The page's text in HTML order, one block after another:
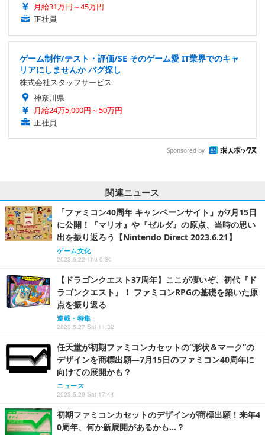
月給31万円～45万円
正社員
ゲーム制作/テスト・評価/SE そのゲーム愛 IT業界でのキャ
リアにしませんか バグ探し
株式会社スタッフサービス
神奈川県
月給24万5,000円～50万円
正社員
Sponsored by
関連ニュース
「ファミコン40周年 キャンペーンサイト」が7月15日
に公開！『マリオ』や『ゼルダ』の原点、当時の思い
出を振り返ろう【Nintendo Direct 2023.6.21】
ゲーム文化
2023.6.22 Thu 0:30
【ドラゴンクエスト37周年】ここが凄いぞ、初代『ド
ラゴンクエスト』！ ファミコンRPGの基礎を築いた原
点を振り返る
連載・特集
2023.5.27 Sat 11:32
任天堂が初期ファミコンカセットの“形状＆マーク”の
デザインを商標出願―7月15日のファミコン40周年に
向けての展開かも？
ニュース
2023.5.20 Sat 17:44
初期ファミコンカセットのデザインが商標出願！来年4
0周年、何か新展開があるかも…？